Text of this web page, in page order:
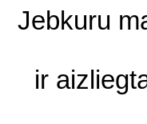
Jebkuru
ir